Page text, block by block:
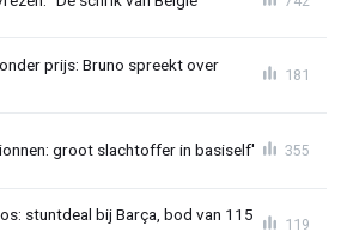
prijs: Bruno spreekt over
181
groot slachtoffer in basiself' 355
stuntdeal bij Barça, bod van 115
119